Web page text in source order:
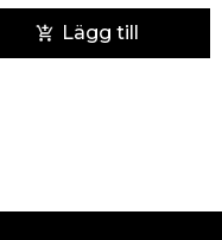
Lägg till